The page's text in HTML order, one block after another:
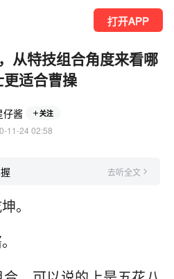
打开APP
从特技组合角度来看哪
适合曹操
仔酱 关注
11-24 02:58
去听全文
。